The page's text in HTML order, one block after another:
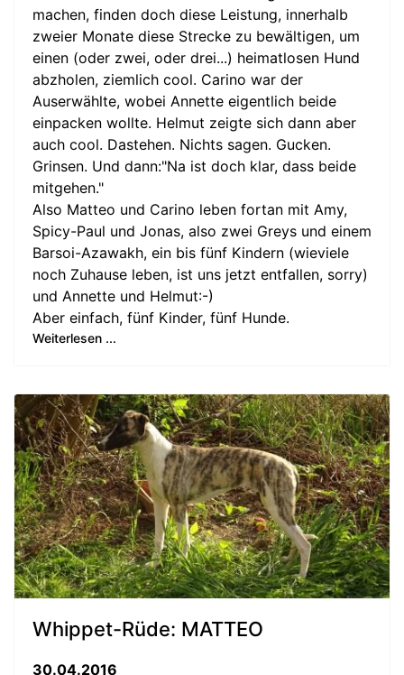
machen, finden doch diese Leistung, innerhalb
zweier Monate diese Strecke zu bewältigen, um
einen (oder zwei, oder drei...) heimatlosen Hund
abzholen, ziemlich cool. Carino war der
Auserwählte, wobei Annette eigentlich beide
einpacken wollte. Helmut zeigte sich dann aber
auch cool. Dastehen. Nichts sagen. Gucken.
Grinsen. Und dann:"Na ist doch klar, dass beide
mitgehen."
Also Matteo und Carino leben fortan mit Amy,
Spicy-Paul und Jonas, also zwei Greys und einem
Barsoi-Azawakh, ein bis fünf Kindern (wieviele
noch Zuhause leben, ist uns jetzt entfallen, sorry)
und Annette und Helmut:-)
Aber einfach, fünf Kinder, fünf Hunde.
Weiterlesen ...
Whippet-Rüde: MATTEO
30.04.2016